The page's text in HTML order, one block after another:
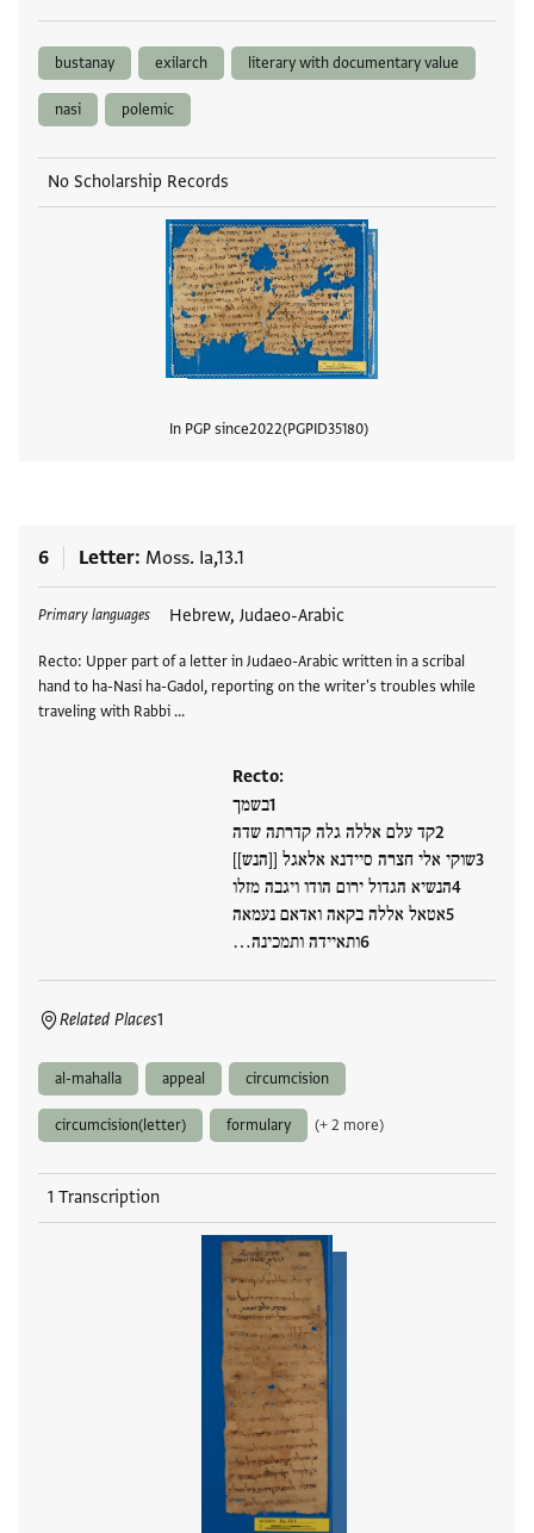
bustanay exilarch literary with documentary value
nasi polemic
No Scholarship Records
In PGP since2022 PGPID35180
6 Letter Moss. Ia,13.1
Primary languages Hebrew, Judaeo-Arabic
Recto: Upper part of a letter in Judaeo-Arabic written in a scribal
hand to ha-Nasi ha-Gadol, reporting on the writer's troubles while
traveling with Rabbi …
Recto:
בשמך
קד עלם אללה גלה קדרתה שדה
שוקי אלי חצרה סיידנא אלאגל [[הנש]]
הנשיא הגדול ירום הודו ויגבה מזלו
אטאל אללה בקאה ואדאם נעמאה
ותאיידה ותמכינה…
Related Places1
Tags
al-mahalla appeal circumcision
circumcision(letter) formulary (+ 2 more)
1 Transcription